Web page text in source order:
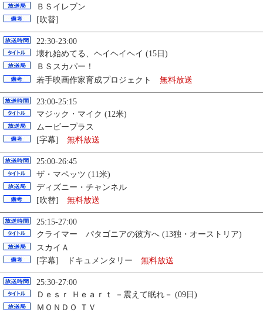
ＢＳイレブン
[吹替]
22:30-23:00
壊れ始めてる、ヘイヘイヘイ (15日)
ＢＳスカパー！
若手映画作家育成プロジェクト 無料放送
23:00-25:15
マジック・マイク (12米)
ムービープラス
[字幕] 無料放送
25:00-26:45
ザ・マペッツ (11米)
ディズニー・チャンネル
[吹替] 無料放送
25:15-27:00
クライマー パタゴニアの彼方へ (13独・オーストリア)
スカイＡ
[字幕] ドキュメンタリー 無料放送
25:30-27:00
Ｄｅｓｒ Ｈｅａｒｔ －震えて眠れ－ (09日)
ＭＯＮＤＯ ＴＶ